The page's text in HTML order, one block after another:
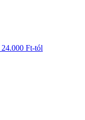
24.000 Ft-tól